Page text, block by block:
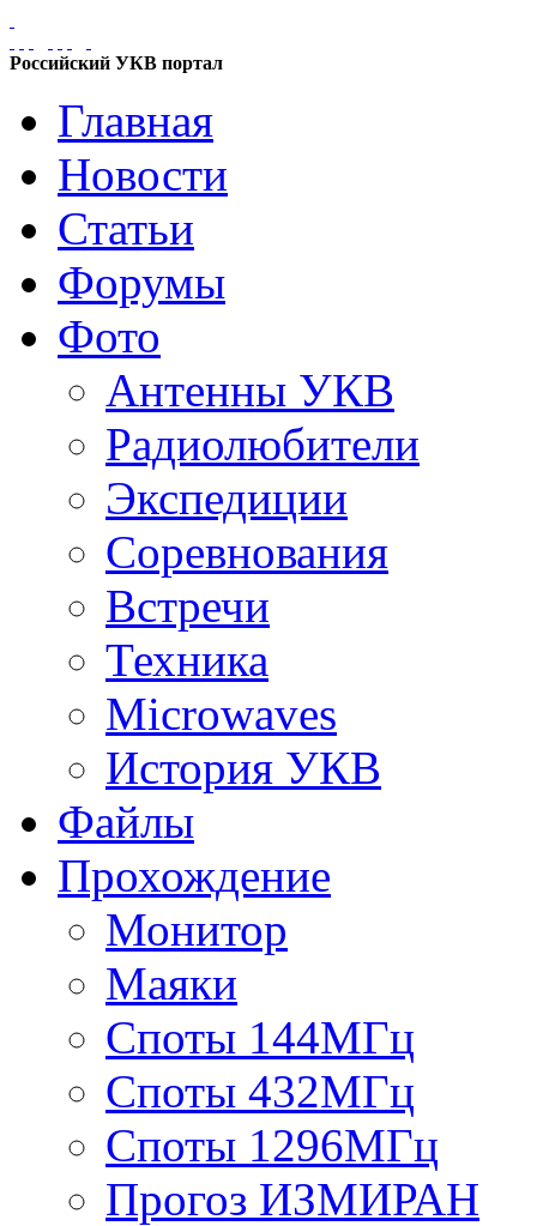
Российский УКВ портал
Главная
Новости
Статьи
Форумы
Фото
Антенны УКВ
Радиолюбители
Экспедиции
Соревнования
Встречи
Техника
Microwaves
История УКВ
Файлы
Прохождение
Монитор
Маяки
Споты 144МГц
Споты 432МГц
Споты 1296МГц
Прогоз ИЗМИРАН